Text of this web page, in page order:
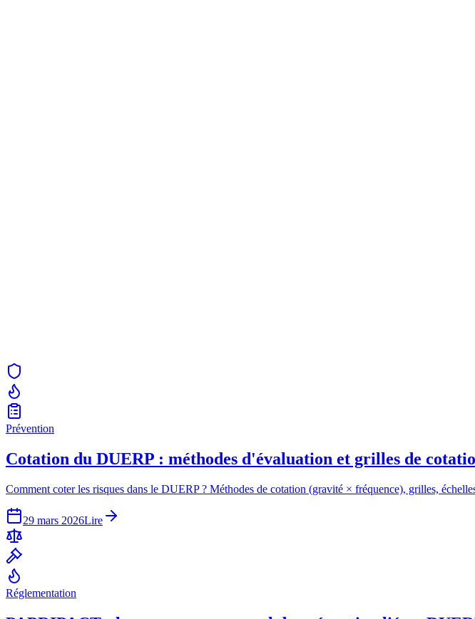
Prévention
Cotation du DUERP : méthodes d'évaluation et grilles de
Comment coter les risques dans le DUERP ? Méthodes de cotation (gravité × fréquence), grilles,
29 mars 2026Lire
Réglementation